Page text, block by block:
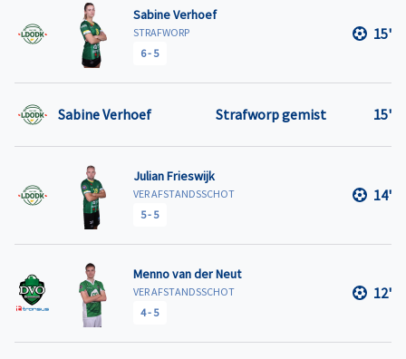
Sabine Verhoef
STRAFWORP
6-5
15'
Sabine Verhoef Strafworp gemist 15'
Julian Frieswijk
VER AFSTANDSSCHOT
5-5
14'
Menno van der Neut
VER AFSTANDSSCHOT
4-5
12'